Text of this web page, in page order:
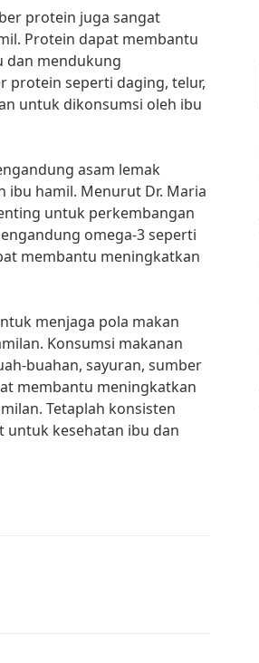
protein juga sangat
Protein dapat membantu
dan mendukung
protein seperti daging, telur,
untuk dikonsumsi oleh ibu
asam lemak
ibu hamil. Menurut Dr. Maria
untuk perkembangan
omega-3 seperti
membantu meningkatkan
menjaga pola makan
Konsumsi makanan
buahan, sayuran, sumber
membantu meningkatkan
Tetaplah konsisten
untuk kesehatan ibu dan